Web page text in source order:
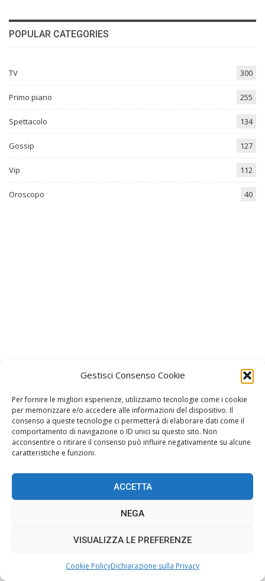
Gestisci Consenso Cookie
Per fornire le migliori esperienze, utilizziamo tecnologie come i cookie
per memorizzare e/o accedere alle informazioni del dispositivo. Il
consenso a queste tecnologie ci permetterà di elaborare dati come il
comportamento di navigazione o ID unici su questo sito. Non
acconsentire o ritirare il consenso può influire negativamente su alcune
caratteristiche e funzioni.
ACCETTA
NEGA
VISUALIZZA LE PREFERENZE
Cookie PolicyDichiarazione sulla Privacy
POPULAR CATEGORIES
TV 300
Primo piano 255
Spettacolo 134
Gossip 127
Vip 112
Oroscopo 40